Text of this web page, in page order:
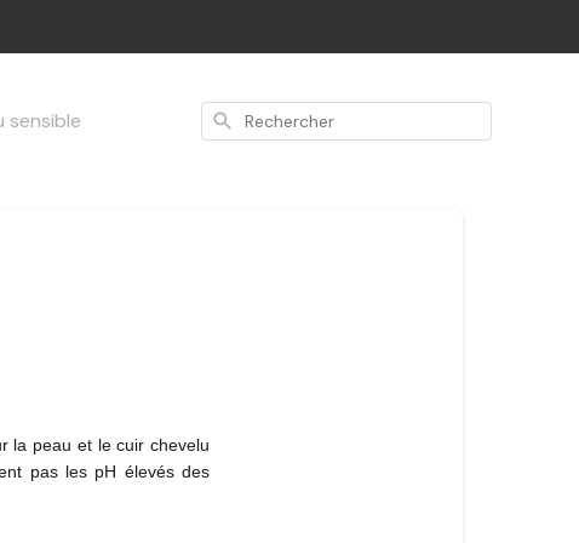
sensible Rechercher
la peau et le cuir chevelu
pas les pH élevés des